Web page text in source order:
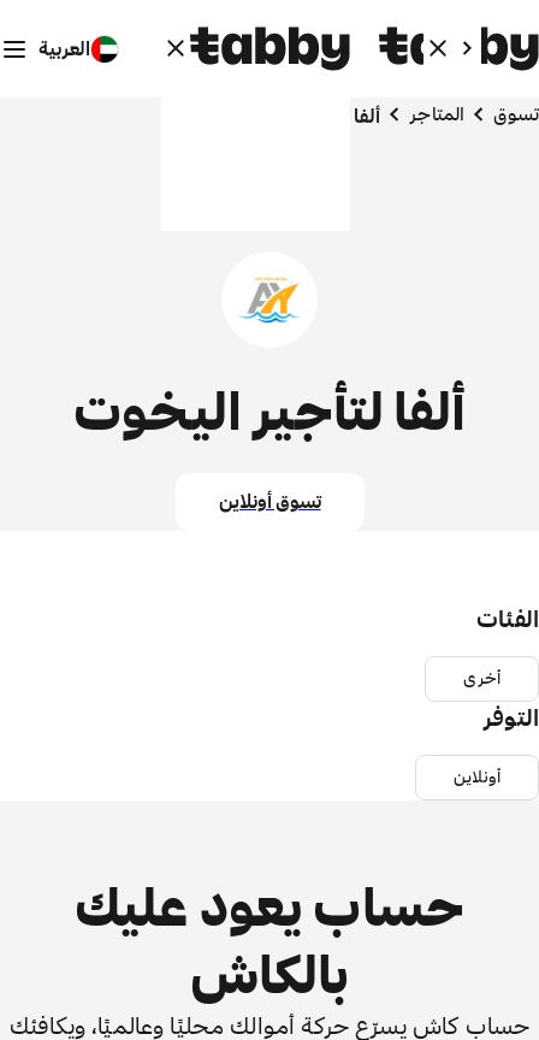
العربية
تسوق المتاجر ألفا لتأجير اليخوت
ألفا لتأجير اليخوت
تسوق أونلاين
الفئات
أخرى
التوفر
أونلاين
حساب يعود عليك
بالكاش
حساب كاش يسرّع حركة أموالك محليًا وعالميًا، ويكافئك